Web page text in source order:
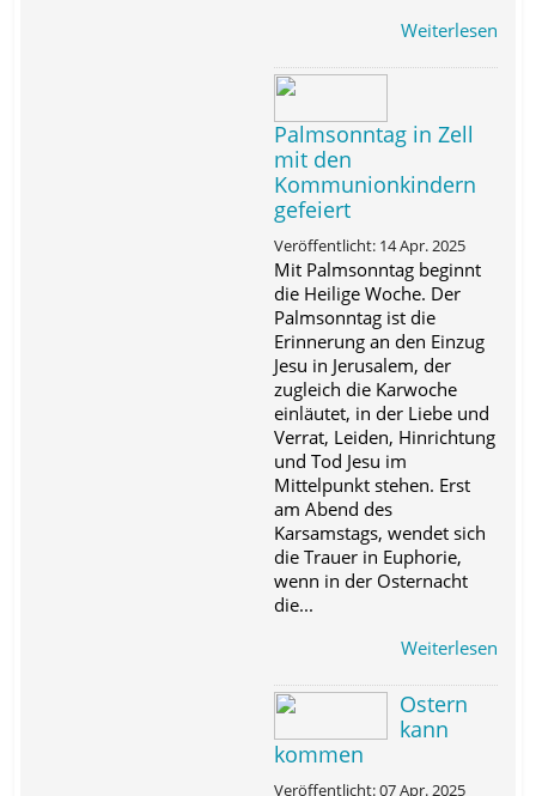
Weiterlesen
Palmsonntag in Zell
mit den
Kommunionkindern
gefeiert
Veröffentlicht: 14 Apr. 2025
Mit Palmsonntag beginnt
die Heilige Woche. Der
Palmsonntag ist die
Erinnerung an den Einzug
Jesu in Jerusalem, der
zugleich die Karwoche
einläutet, in der Liebe und
Verrat, Leiden, Hinrichtung
und Tod Jesu im
Mittelpunkt stehen. Erst
am Abend des
Karsamstags, wendet sich
die Trauer in Euphorie,
wenn in der Osternacht
die...
Weiterlesen
Ostern
kann
kommen
Veröffentlicht: 07 Apr. 2025